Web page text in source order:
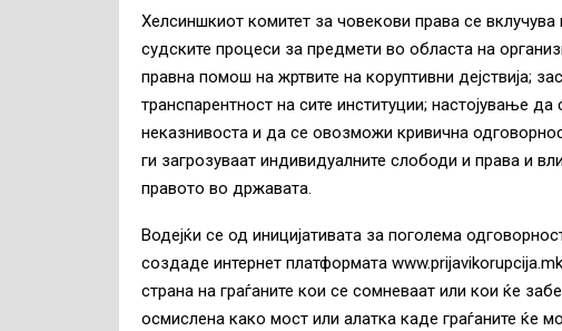
Хелсиншкиот комитет за човекови права се
судските процеси за предмети во областа на
правна помош на жртвите на коруптивни дејствија;
транспарентност на сите институции; настојување
неказнивоста и да се овозможи кривична
ги загрозуваат индивидуалните слободи и права и
правото во државата.
Водејќи се од иницијативата за поголема
создаде интернет платформата
страна на граѓаните кои се сомневаат или кои ќе
осмислена како мост или алатка каде граѓаните ќе